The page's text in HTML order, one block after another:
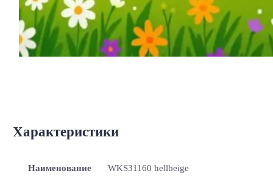
Характеристики
Наименование WKS31160 hellbeige